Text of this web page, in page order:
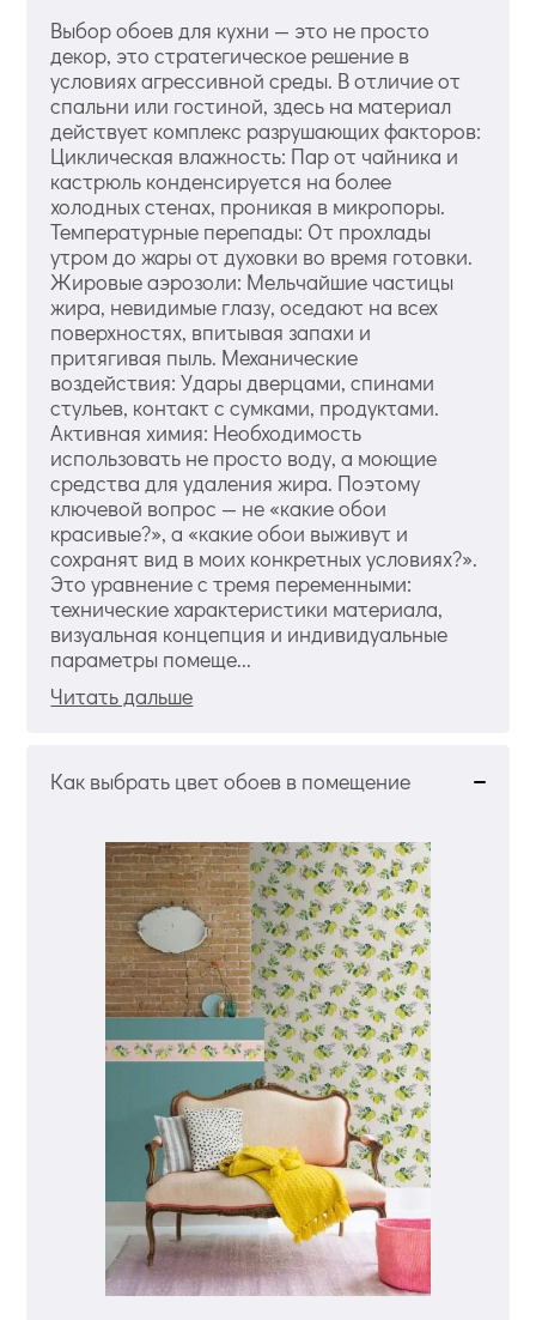
Выбор обоев для кухни — это не просто
декор, это стратегическое решение в
условиях агрессивной среды. В отличие от
спальни или гостиной, здесь на материал
действует комплекс разрушающих факторов:
Циклическая влажность: Пар от чайника и
кастрюль конденсируется на более
холодных стенах, проникая в микропоры.
Температурные перепады: От прохлады
утром до жары от духовки во время готовки.
Жировые аэрозоли: Мельчайшие частицы
жира, невидимые глазу, оседают на всех
поверхностях, впитывая запахи и
притягивая пыль. Механические
воздействия: Удары дверцами, спинами
стульев, контакт с сумками, продуктами.
Активная химия: Необходимость
использовать не просто воду, а моющие
средства для удаления жира. Поэтому
ключевой вопрос — не «какие обои
красивые?», а «какие обои выживут и
сохранят вид в моих конкретных условиях?».
Это уравнение с тремя переменными:
технические характеристики материала,
визуальная концепция и индивидуальные
параметры помеще...
Читать дальше
Как выбрать цвет обоев в помещение